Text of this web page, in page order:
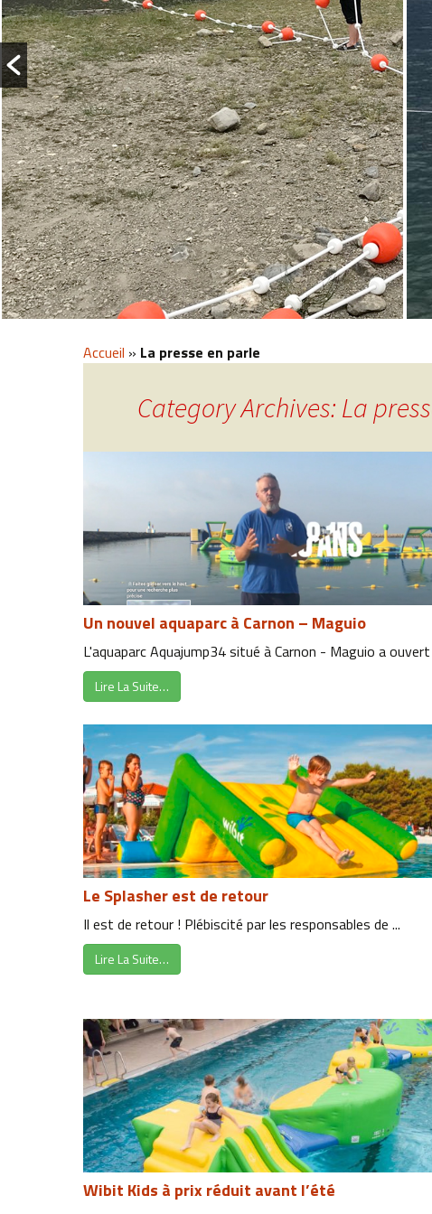
Accueil » La presse en parle
Category Archives: La
Un nouvel aquaparc à Carnon – Maguio
L'aquaparc Aquajump34 situé à Carnon - Maguio a ouvert
Lire La Suite…
Le Splasher est de retour
Il est de retour ! Plébiscité par les responsables de ...
Lire La Suite…
Wibit Kids à prix réduit avant l’été